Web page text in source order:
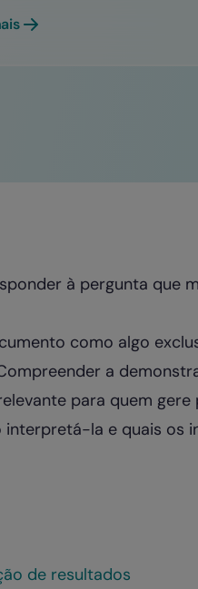
à pergunta que
como algo
a
para quem gere
interpretá-la e quais os
de resultados